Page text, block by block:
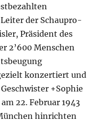
der Schaupro­
Präsident des
2’600 Men­schen
konzertiert und
+Sophie
22. Februar 1943
hin­rich­ten